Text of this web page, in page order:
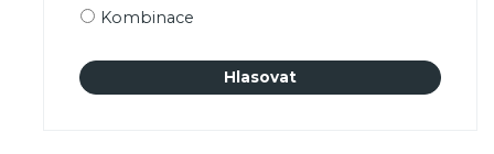
Kombinace